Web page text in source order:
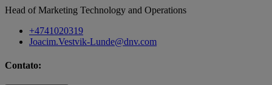
Head of Marketing Technology and Operations
+4741020319
Joacim.Vestvik-Lunde@dnv.com
Contato: